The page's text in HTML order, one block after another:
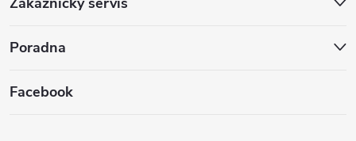
Poradna
Facebook